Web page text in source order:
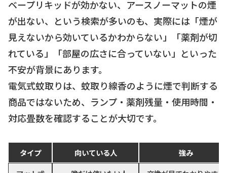
ベープリキッドが効かない、アースノーマットの煙
が出ない、という検索が多いのも、実際には「煙が
見えないから効いているかわからない」「薬剤が切
れている」「部屋の広さに合っていない」といった
不安が背景にあります。
電気式蚊取りは、蚊取り線香のように煙で判断する
商品ではないため、ランプ・薬剤残量・使用時間・
対応畳数を確認することが大切です。
タイプ 向いている人
強み